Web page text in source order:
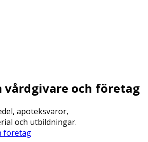
vårdgivare och företag
apoteksvaror,
och utbildningar.
företag